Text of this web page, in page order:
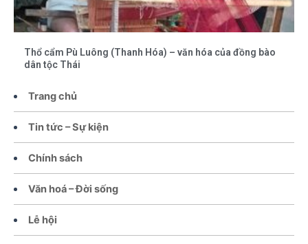
Trang chủ
Tin tức – Sự kiện
Chính sách
Văn hoá – Đời sống
Lễ hội
Thổ cẩm Pù Luông (Thanh Hóa) – văn hóa của đồng bào
dân tộc Thái